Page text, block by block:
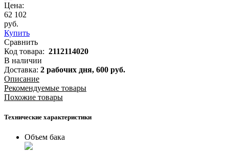
Цена:
62 102
руб.
Купить
Сравнить
Код товара: 2112114020
В наличии
Доставка: 2 рабочих дня, 600 руб.
Описание
Рекомендуемые товары
Похожие товары
Технические характеристики
Объем бака